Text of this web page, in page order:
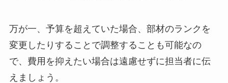
万が一、予算を超えていた場合、部材のランクを
変更したりすることで調整することも可能なの
で、費用を抑えたい場合は遠慮せずに担当者に伝
えましょう。